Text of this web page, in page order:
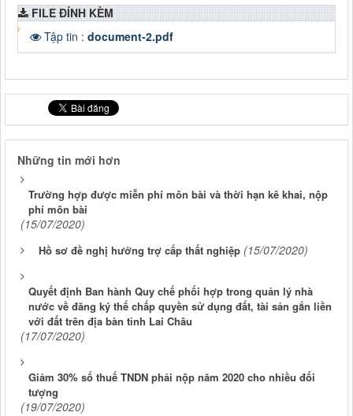
FILE ĐÍNH KÈM
Tập tin : document-2.pdf
Những tin mới hơn
Trường hợp được miễn phí môn bài và thời hạn kê khai, nộp
phí môn bài
(15/07/2020)
Hồ sơ đề nghị hưởng trợ cấp thất nghiệp (15/07/2020)
Quyết định Ban hành Quy chế phối hợp trong quản lý nhà
nước về đăng ký thế chấp quyền sử dụng đất, tài sản gắn liền
với đất trên địa bàn tỉnh Lai Châu
(17/07/2020)
Giảm 30% số thuế TNDN phải nộp năm 2020 cho nhiều đối
tượng
(19/07/2020)